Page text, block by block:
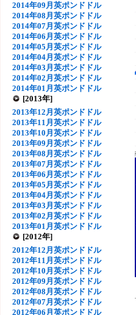
2014年09月英ポンドドル
2014年08月英ポンドドル
2014年07月英ポンドドル
2014年06月英ポンドドル
2014年05月英ポンドドル
2014年04月英ポンドドル
2014年03月英ポンドドル
2014年02月英ポンドドル
2014年01月英ポンドドル
[2013年]
2013年12月英ポンドドル
2013年11月英ポンドドル
2013年10月英ポンドドル
2013年09月英ポンドドル
2013年08月英ポンドドル
2013年07月英ポンドドル
2013年06月英ポンドドル
2013年05月英ポンドドル
2013年04月英ポンドドル
2013年03月英ポンドドル
2013年02月英ポンドドル
2013年01月英ポンドドル
[2012年]
2012年12月英ポンドドル
2012年11月英ポンドドル
2012年10月英ポンドドル
2012年09月英ポンドドル
2012年08月英ポンドドル
2012年07月英ポンドドル
2012年06月英ポンドドル